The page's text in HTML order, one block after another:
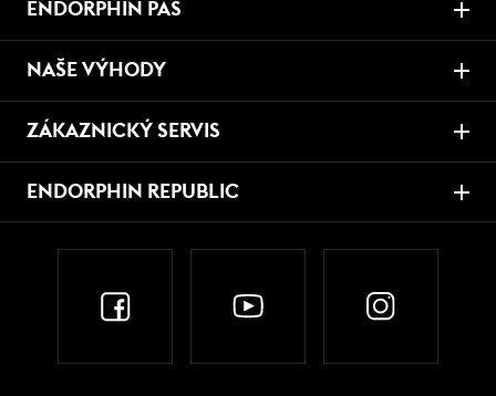
ENDORPHIN PAS
NAŠE VÝHODY
ZÁKAZNICKÝ SERVIS
ENDORPHIN REPUBLIC